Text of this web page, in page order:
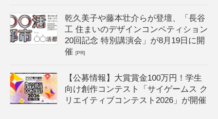
乾久美子や藤本壮介らが登壇、「長谷
工 住まいのデザインコンペティション
20回記念 特別講演会」が8月19日に開
催[PR]
【公募情報】大賞賞金100万円！学生
向け創作コンテスト「サイゲームス ク
リエイティブコンテスト2026」が開催